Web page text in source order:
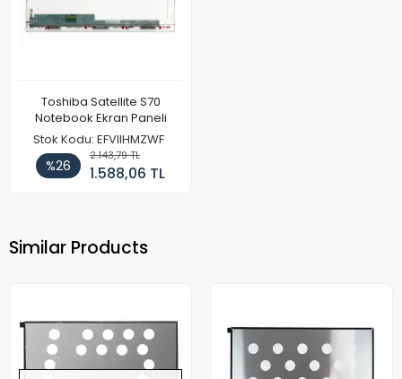
Toshiba Satellite S70
Notebook Ekran Paneli
Stok Kodu: EFVIIHMZWF
%26
2.143,79 TL
1.588,06 TL
Similar Products